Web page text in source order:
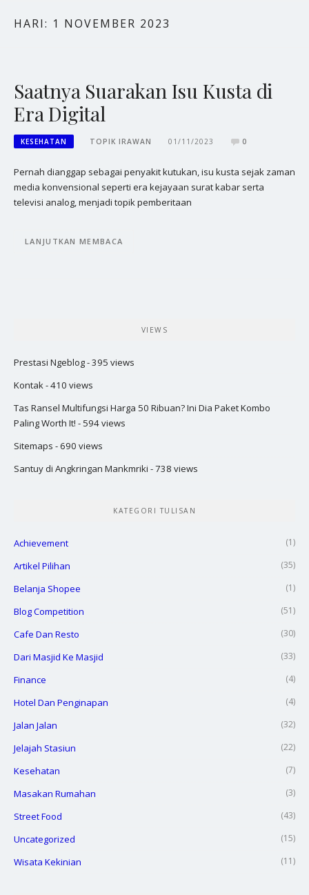
HARI: 1 NOVEMBER 2023
Saatnya Suarakan Isu Kusta di
Era Digital
KESEHATAN TOPIK IRAWAN 01/11/2023 0
Pernah dianggap sebagai penyakit kutukan, isu kusta sejak zaman
media konvensional seperti era kejayaan surat kabar serta
televisi analog, menjadi topik pemberitaan
LANJUTKAN MEMBACA
VIEWS
Prestasi Ngeblog- 395 views
Kontak- 410 views
Tas Ransel Multifungsi Harga 50 Ribuan? Ini Dia Paket Kombo
Paling Worth It! - 594 views
Sitemaps - 690 views
Santuy di Angkringan Mankmriki - 738 views
KATEGORI TULISAN
Achievement (1)
Artikel Pilihan (35)
Belanja Shopee (1)
Blog Competition (51)
Cafe Dan Resto (30)
Dari Masjid Ke Masjid (33)
Finance (4)
Hotel Dan Penginapan (4)
Jalan Jalan (32)
Jelajah Stasiun (22)
Kesehatan (7)
Masakan Rumahan (3)
Street Food (43)
Uncategorized (15)
Wisata Kekinian (11)